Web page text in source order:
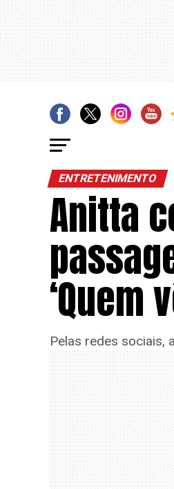
ENTRETENIMENTO
Anitta
‘Quem
Pelas redes sociais,